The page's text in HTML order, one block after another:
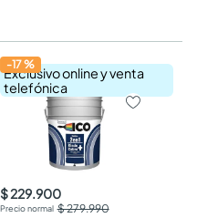
Exclusivo online y venta
telefónica
-17%
$ 229.900
$ 279.990